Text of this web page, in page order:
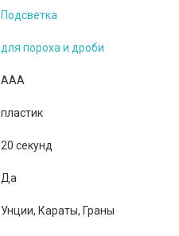
Подсветка
для пороха и дроби
AAA
пластик
20 секунд
Да
Унции, Караты, Граны